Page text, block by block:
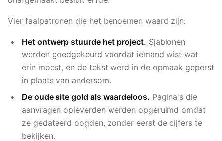
Vier faalpatronen die het benoemen waard zijn:
Het ontwerp stuurde het project. Sjablonen
werden goedgekeurd voordat iemand wist wat
erin moest, en de tekst werd in de opmaak geperst
in plaats van andersom.
De oude site gold als waardeloos. Pagina's die
aanvragen opleverden werden opgeruimd omdat
ze gedateerd oogden, zonder eerst de cijfers te
bekijken.